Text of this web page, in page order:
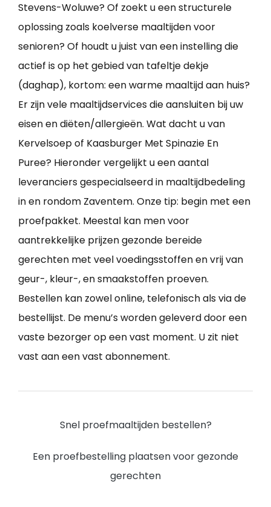
Stevens-Woluwe? Of zoekt u een structurele
oplossing zoals koelverse maaltijden voor
senioren? Of houdt u juist van een instelling die
actief is op het gebied van tafeltje dekje
(daghap), kortom: een warme maaltijd aan huis?
Er zijn vele maaltijdservices die aansluiten bij uw
eisen en diëten/allergieën. Wat dacht u van
Kervelsoep of Kaasburger Met Spinazie En
Puree? Hieronder vergelijkt u een aantal
leveranciers gespecialseerd in maaltijdbedeling
in en rondom Zaventem. Onze tip: begin met een
proefpakket. Meestal kan men voor
aantrekkelijke prijzen gezonde bereide
gerechten met veel voedingsstoffen en vrij van
geur-, kleur-, en smaakstoffen proeven.
Bestellen kan zowel online, telefonisch als via de
bestellijst. De menu’s worden geleverd door een
vaste bezorger op een vast moment. U zit niet
vast aan een vast abonnement.
Snel proefmaaltijden bestellen?
Een proefbestelling plaatsen voor gezonde
gerechten